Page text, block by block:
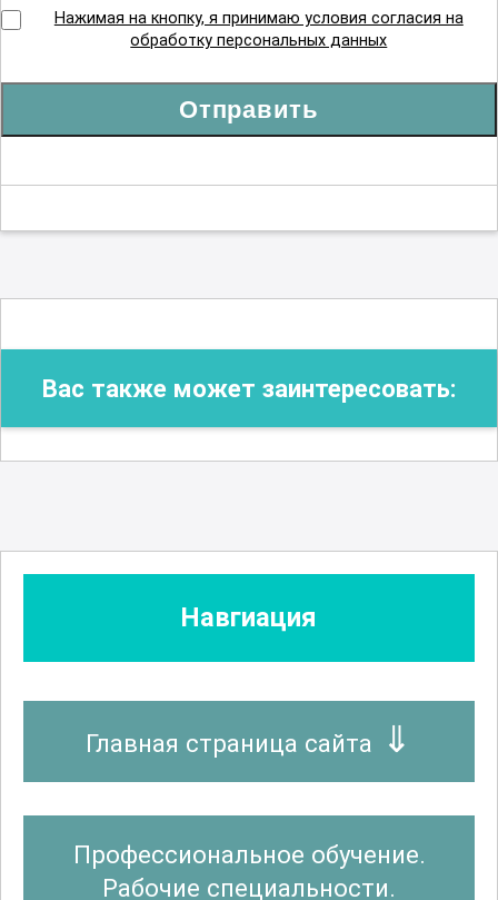
Нажимая на кнопку, я принимаю условия согласия на
обработку персональных данных
Отправить
Вас также может заинтересовать:
Навгиация
Главная страница сайта
Профессиональное обучение.
Рабочие специальности.